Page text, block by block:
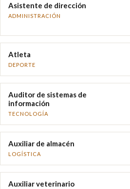
Asistente de dirección
ADMINISTRACIÓN
Atleta
DEPORTE
Auditor de sistemas de
información
TECNOLOGÍA
Auxiliar de almacén
LOGÍSTICA
Auxiliar veterinario